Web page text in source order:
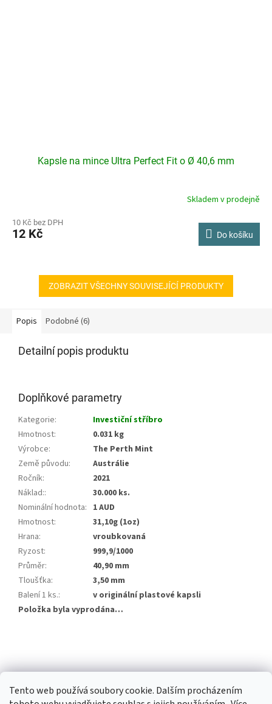
Tento web používá soubory cookie. Dalším procházením
Kapsle na mince Ultra Perfect Fit o Ø 40,6 mm
Skladem v prodejně
10 Kč bez DPH
12 Kč Do košíku
ZOBRAZIT VŠECHNY SOUVISEJÍCÍ PRODUKTY
Popis Podobné (6)
Detailní popis produktu
Doplňkové parametry
Kategorie:
Investiční stříbro
Hmotnost:
0.031 kg
Výrobce:
The Perth Mint
Země původu:
Austrálie
Ročník:
2021
Náklad::
30.000 ks.
Nominální hodnota: 1 AUD
Hmotnost:
31,10g (1oz)
Hrana:
vroubkovaná
Ryzost:
999,9/1000
Průměr:
40,90 mm
Tloušťka:
3,50 mm
Balení 1 ks.:
v originální plastové kapsli
Položka byla vyprodána…
p